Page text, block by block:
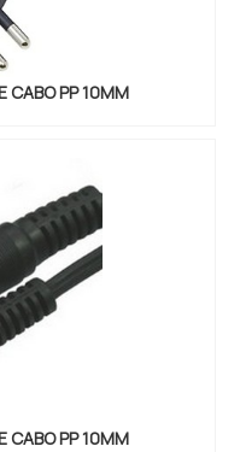
CABO PP 10MM
CABO PP 10MM